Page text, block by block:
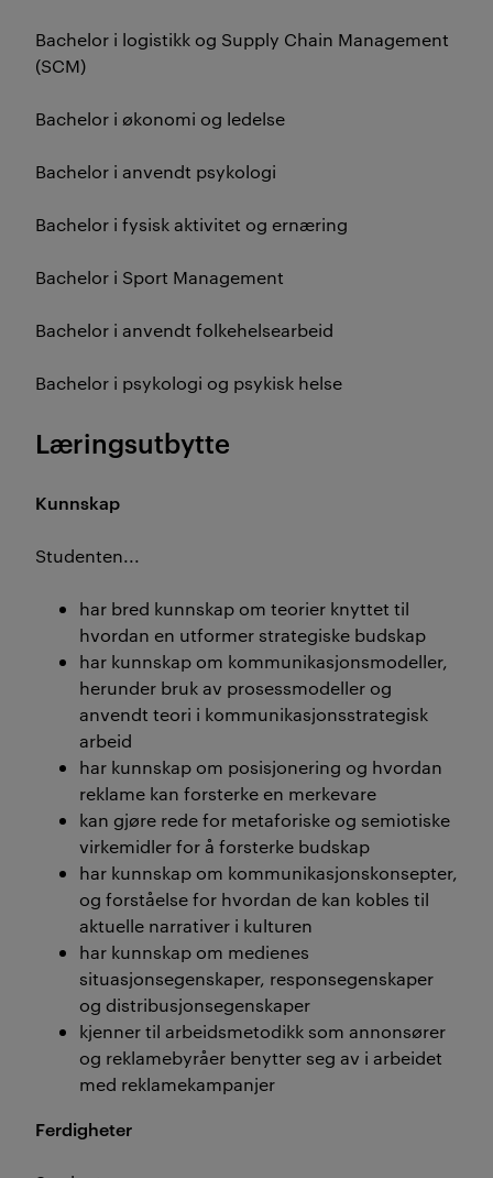
Bachelor i logistikk og Supply Chain Management
(SCM)
Bachelor i økonomi og ledelse
Bachelor i anvendt psykologi
Bachelor i fysisk aktivitet og ernæring
Bachelor i Sport Management
Bachelor i anvendt folkehelsearbeid
Bachelor i psykologi og psykisk helse
Læringsutbytte
Kunnskap
Studenten...
har bred kunnskap om teorier knyttet til
hvordan en utformer strategiske budskap
har kunnskap om kommunikasjonsmodeller,
herunder bruk av prosessmodeller og
anvendt teori i kommunikasjonsstrategisk
arbeid
har kunnskap om posisjonering og hvordan
reklame kan forsterke en merkevare
kan gjøre rede for metaforiske og semiotiske
virkemidler for å forsterke budskap
har kunnskap om kommunikasjonskonsepter,
og forståelse for hvordan de kan kobles til
aktuelle narrativer i kulturen
har kunnskap om medienes
situasjonsegenskaper, responsegenskaper
og distribusjonsegenskaper
kjenner til arbeidsmetodikk som annonsører
og reklamebyråer benytter seg av i arbeidet
med reklamekampanjer
Ferdigheter